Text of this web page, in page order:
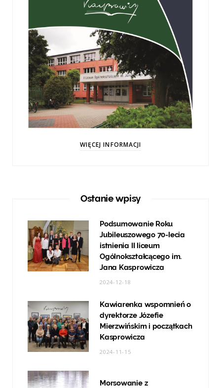
WIĘCEJ INFORMACJI
Ostanie wpisy
Podsumowanie Roku
Jubileuszowego 70-lecia
istnienia II liceum
Ogólnokształcącego im.
Jana Kasprowicza
2024-12-18
Kawiarenka wspomnień o
dyrektorze Józefie
Mierzwińskim i początkach
Kasprowicza
2024-11-15
Morsowanie z